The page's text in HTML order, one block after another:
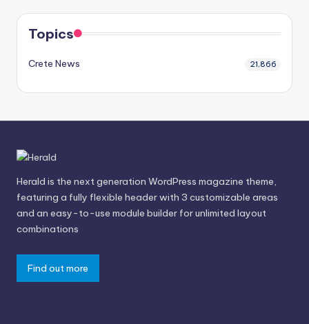
Topics
Crete News 21,866
Herald is the next generation WordPress magazine theme,
featuring a fully flexible header with 3 customizable areas
and an easy-to-use module builder for unlimited layout
combinations
Find out more